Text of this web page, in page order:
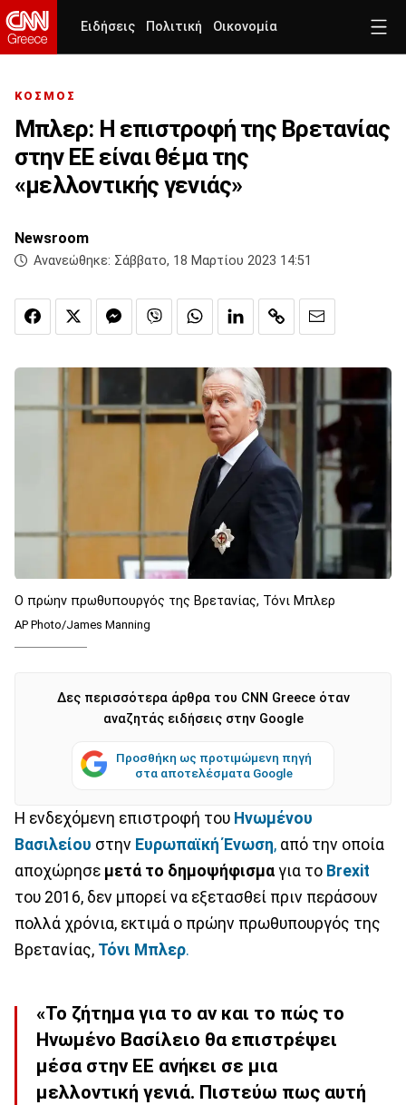
Ειδήσεις Πολιτική Οικονομία
ΚΟΣΜΟΣ
Μπλερ: Η επιστροφή της Βρετανίας
στην ΕΕ είναι θέμα της
«μελλοντικής γενιάς»
Newsroom
Ανανεώθηκε: Σάββατο, 18 Μαρτίου 2023 14:51
Ο πρώην πρωθυπουργός της Βρετανίας, Τόνι Μπλερ
AP Photo/James Manning
Δες περισσότερα άρθρα του CNN Greece όταν
αναζητάς ειδήσεις στην Google
Προσθήκη ως προτιμώμενη πηγή
στα αποτελέσματα Google
Η ενδεχόμενη επιστροφή του Ηνωμένου
Βασιλείου στην Ευρωπαϊκή Ένωση, από την οποία
αποχώρησε μετά το δημοψήφισμα για το Brexit
του 2016, δεν μπορεί να εξετασθεί πριν περάσουν
πολλά χρόνια, εκτιμά ο πρώην πρωθυπουργός της
Βρετανίας, Τόνι Μπλερ.
«Το ζήτημα για το αν και το πώς το
Ηνωμένο Βασίλειο θα επιστρέψει
μέσα στην ΕΕ ανήκει σε μια
μελλοντική γενιά. Πιστεύω πως αυτή